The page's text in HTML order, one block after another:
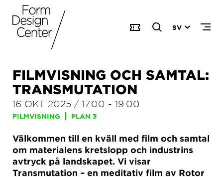
SV
FILMVISNING OCH SAMTAL:
TRANSMUTATION
16 OKT 2025 / 17.00 - 19.00
FILMVISNING PLAN 3
Välkommen till en kväll med film och samtal
om materialens kretslopp och industrins
avtryck på landskapet. Vi visar
Transmutation – en meditativ film av Rotor